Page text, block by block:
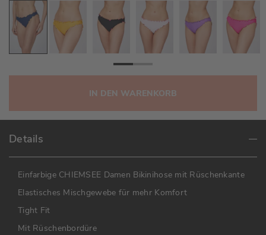
IN DEN WARENKORB
Details
Einfarbige CHIEMSEE Damen Bikinihose mit Rüschenkante
Elastisches Mischgewebe für mehr Komfort
Tight Fit
Mit Rüschenbordüre